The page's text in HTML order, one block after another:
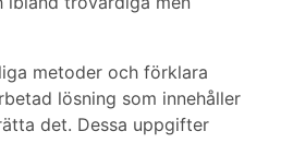
metoder och förklara
lösning som innehåller
det. Dessa uppgifter